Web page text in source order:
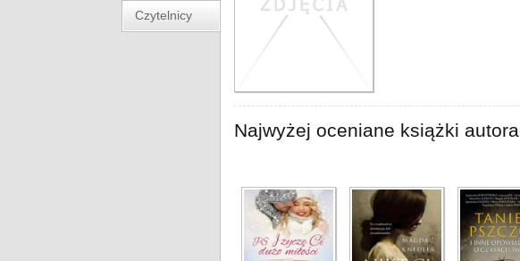
Czytelnicy
Najwyżej oceniane książki autora